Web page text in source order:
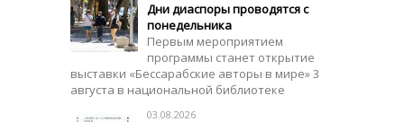
Дни диаспоры проводятся с
понедельника
Первым мероприятием
программы станет открытие
выставки «Бессарабские авторы в мире» 3
августа в национальной библиотеке
03.08.2026